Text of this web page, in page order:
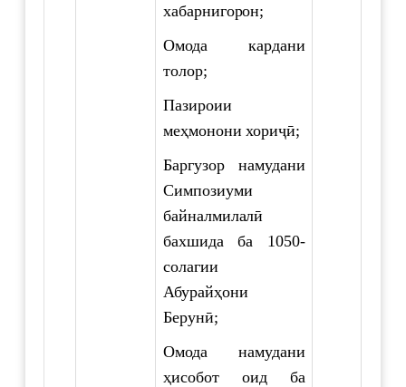
хабарнигорон;
Омода кардани
толор;
Пазироии
меҳмонони хориҷӣ;
Баргузор намудани
Симпозиуми
байналмилалӣ
бахшида ба 1050-
солагии
Абурайҳони
Берунӣ;
Омода намудани
ҳисобот оид ба